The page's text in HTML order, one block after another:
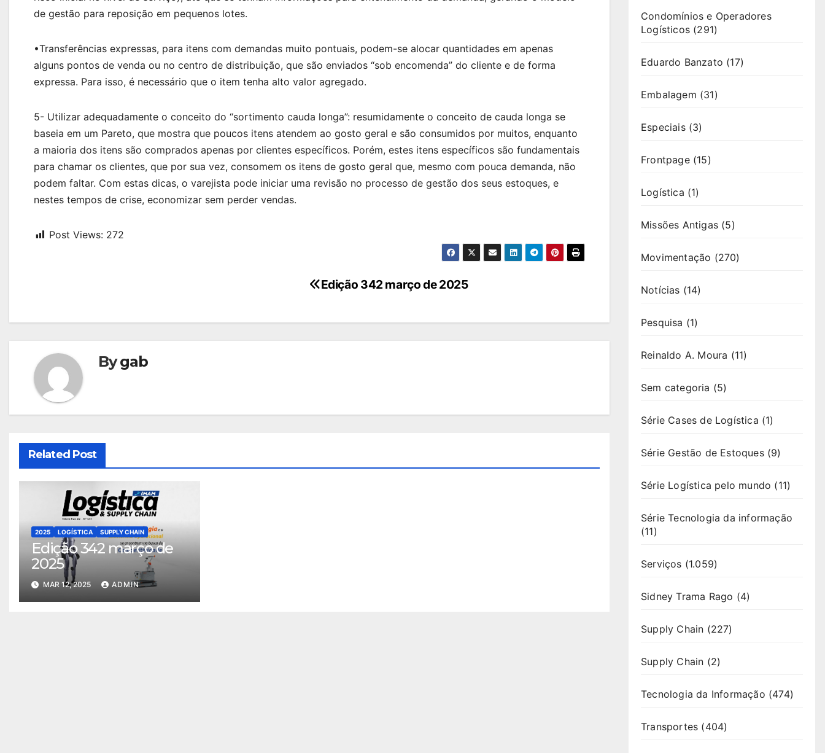
de gestão para reposição em pequenos lotes.
•Transferências expressas, para itens com demandas muito pontuais, podem-se alocar quantidades em apenas
alguns pontos de venda ou no centro de distribuição, que são enviados “sob encomenda” do cliente e de forma
expressa. Para isso, é necessário que o item tenha alto valor agregado.
5- Utilizar adequadamente o conceito do “sortimento cauda longa”: resumidamente o conceito de cauda longa se
baseia em um Pareto, que mostra que poucos itens atendem ao gosto geral e são consumidos por muitos, enquanto
a maioria dos itens são comprados apenas por clientes específicos. Porém, estes itens específicos são fundamentais
para chamar os clientes, que por sua vez, consomem os itens de gosto geral que, mesmo com pouca demanda, não
podem faltar. Com estas dicas, o varejista pode iniciar uma revisão no processo de gestão dos seus estoques, e
nestes tempos de crise, economizar sem perder vendas.
Post Views: 272
Edição 342 março de 2025
Bygab
Related Post
2025 LOGÍSTICA SUPPLY CHAIN
Edição 342 março de
2025
MAR 12, 2025 ADMIN
Condomínios e Operadores
Logísticos (291)
Eduardo Banzato (17)
Embalagem (31)
Especiais(3)
Frontpage(15)
Logística (1)
Missões Antigas (5)
Movimentação (270)
Notícias (14)
Pesquisa (1)
Reinaldo A. Moura (11)
Sem categoria (5)
Série Cases de Logística (1)
Série Gestão de Estoques(9)
Série Logística pelo mundo (11)
Série Tecnologia da informação
(11)
Serviços (1.059)
Sidney Trama Rago (4)
Supply Chain (227)
Supply Chain (2)
Tecnologia da Informação (474)
Transportes (404)